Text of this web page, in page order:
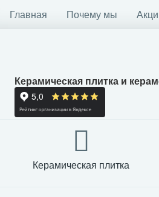
Главная Почему мы
Керамическая плитка и
Керамическая плитка